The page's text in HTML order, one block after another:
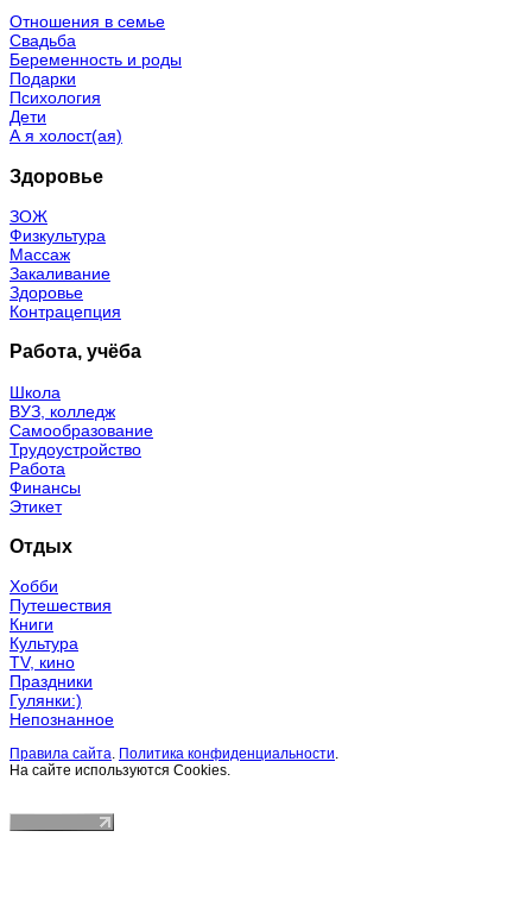
Отношения в семье
Свадьба
Беременность и роды
Подарки
Психология
Дети
А я холост(ая)
Здоровье
ЗОЖ
Физкультура
Массаж
Закаливание
Здоровье
Контрацепция
Работа, учёба
Школа
ВУЗ, колледж
Самообразование
Трудоустройство
Работа
Финансы
Этикет
Отдых
Хобби
Путешествия
Книги
Культура
TV, кино
Праздники
Гулянки:)
Непознанное
Правила сайта. Политика конфиденциальности.
На сайте используются Cookies.